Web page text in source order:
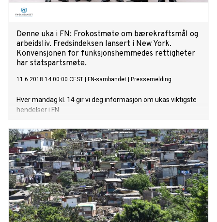
Denne uka i FN: Frokostmøte om bærekraftsmål og
arbeidsliv. Fredsindeksen lansert i New York.
Konvensjonen for funksjonshemmedes rettigheter
har statspartsmøte.
11.6.2018 14:00:00 CEST FN-sambandet Pressemelding
Hver mandag kl. 14 gir vi deg informasjon om ukas viktigste
hendelser i FN.